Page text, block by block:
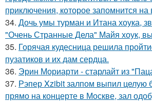
приключения, которое запомнится на
34. Дочь умы турман и Итана хоука,
"Очень Странные Дела" Майя хоук,
35. Горячая кудесница решила
пузатиков и их дам сердца.
36. Эрин Мориарти - старлайт из
37. Рэпер Xzibit залпом выпил целую
прямо на концерте в Москве, зал